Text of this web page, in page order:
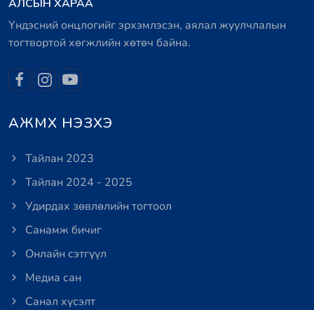
АЛСЫН ХАРАА
Үндэсний онцлогийг эрхэмлэсэн, аялал жуулчлалын
тогтвортой хөгжлийн хөтөч байна.
АЖМХ НЭЗХЭ
Тайлан 2023
Тайлан 2024 - 2025
Удирдах зөвлөлийн тогтоол
Санамж бичиг
Онлайн сэтгүүл
Медиа сан
Санал хүсэлт